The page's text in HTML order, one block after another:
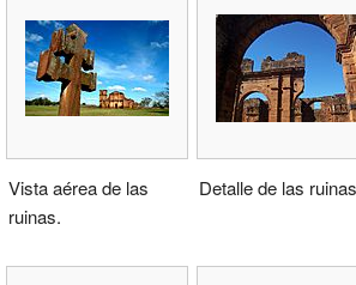
Vista aérea de las
ruinas.
Detalle de las